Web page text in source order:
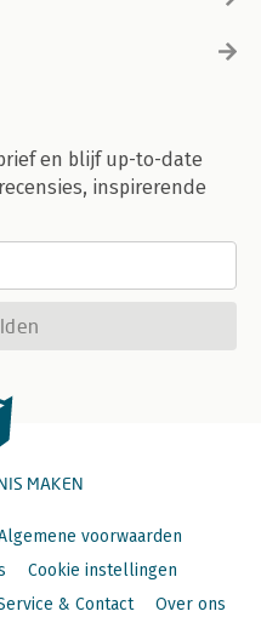
en blijf up-to-date
inspirerende
MAKEN
voorwaarden
Cookie instellingen
& Contact Over ons